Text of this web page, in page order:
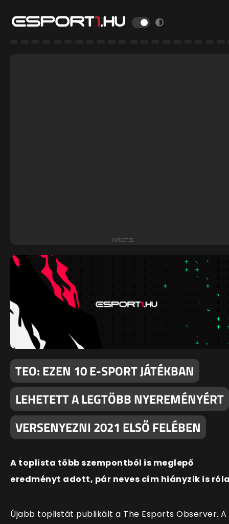
TEO: EZEN 10 E-SPORT JÁTÉKBAN
LEHETETT A LEGTÖBB NYEREMÉNYÉRT
VERSENYEZNI 2021 ELSŐ FELÉBEN
A toplista több szempontból is meglepő
eredményt adott, pár neves cím hiányzik is
Újabb toplistát publikált a The Esports Observer. A